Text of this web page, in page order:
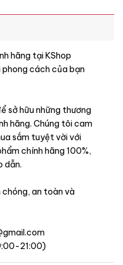
hãng tại KShop
cách của bạn
sở hữu những thương
hãng. Chúng tôi cam
sắm tuyệt vời với
chính hãng 100%,
dẫn.
chóng, an toàn và
21:00)